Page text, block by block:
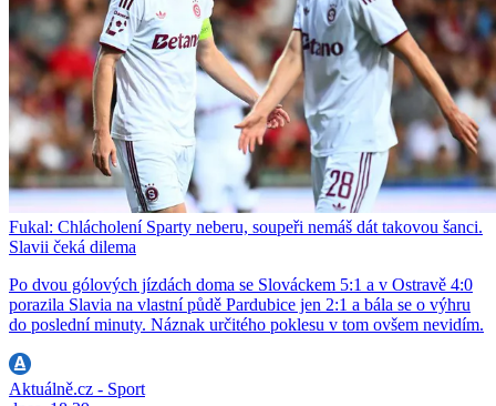
Fukal: Chlácholení Sparty neberu, soupeři nemáš dát takovou šanci.
Slavii čeká dilema
Po dvou gólových jízdách doma se Slováckem 5:1 a v Ostravě 4:0
porazila Slavia na vlastní půdě Pardubice jen 2:1 a bála se o výhru
do poslední minuty. Náznak určitého poklesu v tom ovšem nevidím.
Aktuálně.cz - Sport